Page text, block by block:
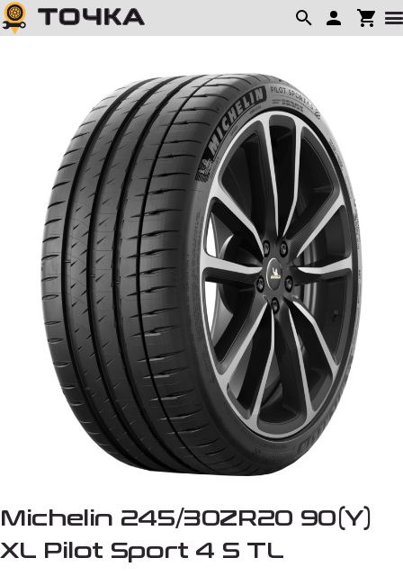
Michelin 245/30ZR20 90(Y)
XL Pilot Sport 4 S TL